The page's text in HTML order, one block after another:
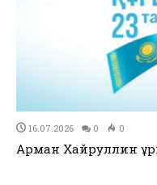
0 0
Хайруллин